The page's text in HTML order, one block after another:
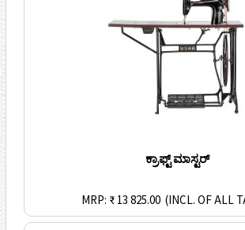
ಕ್ರಾಫ್ಟ್ ಮಾಸ್ಟರ್
MRP: ₹ 13 825.00 (INCL. OF ALL